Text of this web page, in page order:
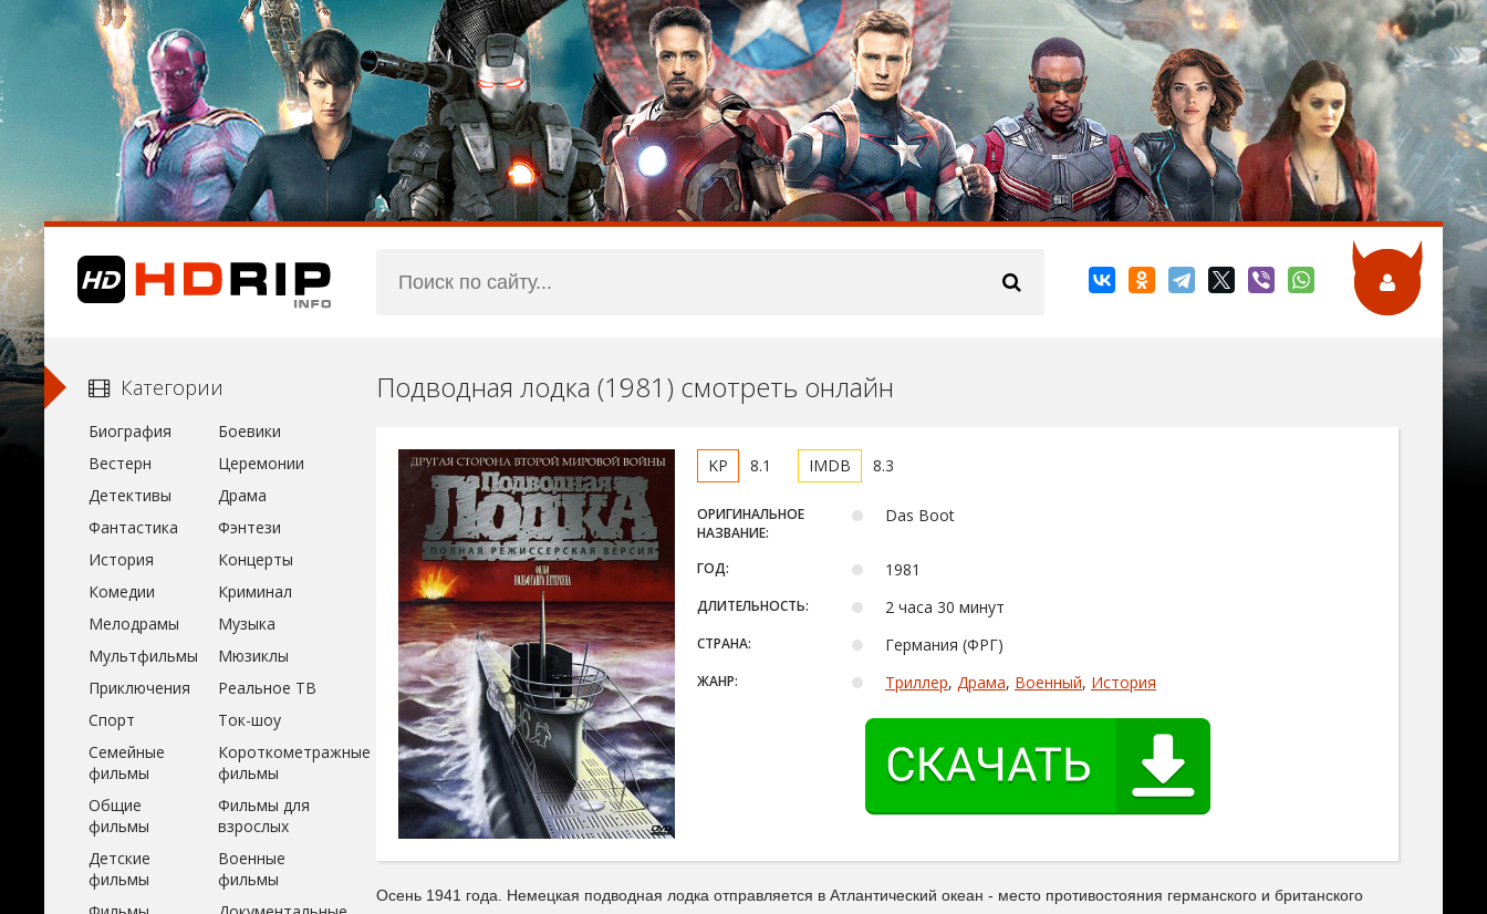
Подводная лодка (1981) смотреть онлайн
8.1 8.3
ОРИГИНАЛЬНОЕ
НАЗВАНИЕ:
Das Boot
ГОД: 1981
ДЛИТЕЛЬНОСТЬ: 2 часа 30 минут
СТРАНА: Германия (ФРГ)
ЖАНР: Триллер, Драма, Военный, История
Осень 1941 года. Немецкая подводная лодка отправляется в Атлантический океан - место противостояния германского и британского
Категории
Биография
Боевики
Вестерн
Церемонии
Детективы
Драма
Фантастика
Фэнтези
История
Концерты
Комедии
Криминал
Мелодрамы
Музыка
Мультфильмы
Мюзиклы
Приключения
Реальное ТВ
Спорт
Ток-шоу
Семейные
фильмы
Короткометражные
фильмы
Общие
фильмы
Фильмы для
взрослых
Детские
фильмы
Военные
фильмы